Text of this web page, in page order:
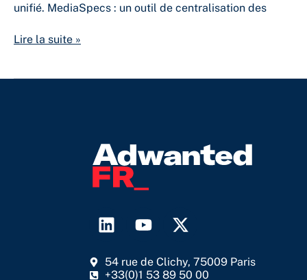
unifié. MediaSpecs : un outil de centralisation des
Lire la suite »
L
i
k
Y
o
t
X
-
w
54 rue de Clichy, 75009 Paris
+33(0)1 53 89 50 00